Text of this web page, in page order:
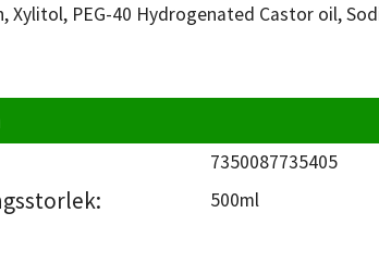
Xylitol, PEG-40 Hydrogenated Castor oil,
7350087735405
500ml